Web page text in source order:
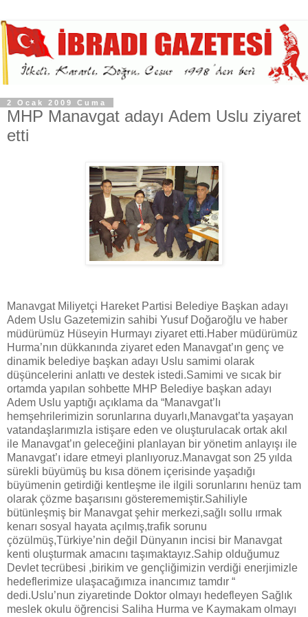
2 Ocak 2009 Cuma
MHP Manavgat adayı Adem Uslu ziyaret
etti
Manavgat Miliyetçi Hareket Partisi Belediye Başkan adayı
Adem Uslu Gazetemizin sahibi Yusuf Doğaroğlu ve haber
müdürümüz Hüseyin Hurmayı ziyaret etti.Haber müdürümüz
Hurma’nın dükkanında ziyaret eden Manavgat’ın genç ve
dinamik belediye başkan adayı Uslu samimi olarak
düşüncelerini anlattı ve destek istedi.Samimi ve sıcak bir
ortamda yapılan sohbette MHP Belediye başkan adayı
Adem Uslu yaptığı açıklama da “Manavgat’lı
hemşehrilerimizin sorunlarına duyarlı,Manavgat’ta yaşayan
vatandaşlarımızla istişare eden ve oluşturulacak ortak akıl
ile Manavgat’ın geleceğini planlayan bir yönetim anlayışı ile
Manavgat’ı idare etmeyi planlıyoruz.Manavgat son 25 yılda
sürekli büyümüş bu kısa dönem içerisinde yaşadığı
büyümenin getirdiği kentleşme ile ilgili sorunlarını henüz tam
olarak çözme başarısını gösterememiştir.Sahiliyle
bütünleşmiş bir Manavgat şehir merkezi,sağlı sollu ırmak
kenarı sosyal hayata açılmış,trafik sorunu
çözülmüş,Türkiye’nin değil Dünyanın incisi bir Manavgat
kenti oluşturmak amacını taşımaktayız.Sahip olduğumuz
Devlet tecrübesi ,birikim ve gençliğimizin verdiği enerjimizle
hedeflerimize ulaşacağımıza inancımız tamdır “
dedi.Uslu’nun ziyaretinde Doktor olmayı hedefleyen Sağlık
meslek okulu öğrencisi Saliha Hurma ve Kaymakam olmayı